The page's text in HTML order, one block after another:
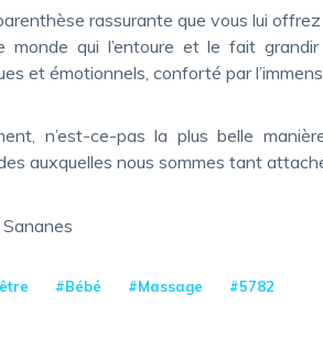
monde qui l’entoure et le fait
et émotionnels, conforté par
auxquelles nous sommes tant
Sananes
#bébé #massage #5782